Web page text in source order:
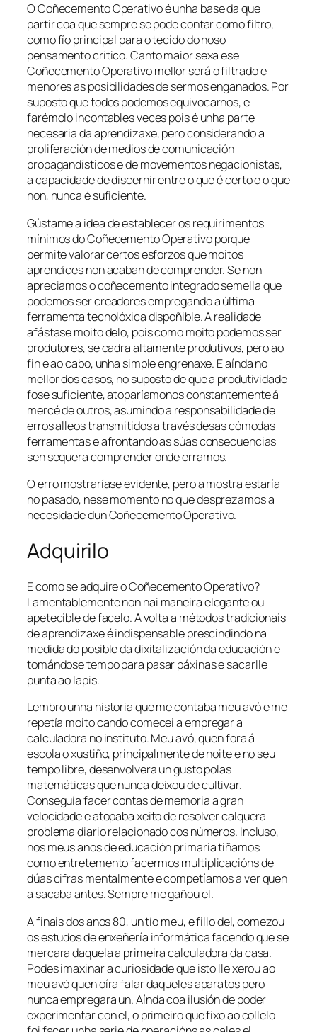
OCoñecemento Operativoé unha base da que
partir coa que sempre se pode contar como filtro,
como fío principal para o tecido do noso
pensamento crítico. Canto maior sexa ese
Coñecemento Operativomellor será o filtrado e
menores as posibilidades de sermos enganados. Por
suposto que todos podemos equivocarnos, e
farémolo incontables veces pois é unha parte
necesaria da aprendizaxe, pero considerando a
proliferación de medios de comunicación
propagandísticos e de movementos negacionistas,
a capacidade de discernir entre o que é certo e o que
non, nunca é suficiente.
Gústame a idea de establecer os requirimentos
mínimos doCoñecemento Operativoporque
permite valorar certos esforzos que moitos
aprendices non acaban de comprender. Se non
apreciamos o coñecemento integrado semella que
podemos ser creadores empregando a última
ferramenta tecnolóxica dispoñible. A realidade
afástase moito delo, pois como moito podemos ser
produtores, se cadra altamente produtivos, pero ao
fin e ao cabo, unha simple engrenaxe. E aínda no
mellor dos casos, no suposto de que a produtividade
fose suficiente, atoparíamonos constantemente á
mercé de outros, asumindo a responsabilidade de
erros alleos transmitidos a través desas cómodas
ferramentas e afrontando as súas consecuencias
sen sequera comprender onde erramos.
O erro mostraríase evidente, pero a mostra estaría
no pasado, nese momento no que desprezamos a
necesidade dunCoñecemento Operativo.
Adquirilo
E como se adquire oCoñecemento Operativo?
Lamentablemente non hai maneira elegante ou
apetecible de facelo. A volta a métodos tradicionais
de aprendizaxe é indispensable prescindindo na
medida do posible da dixitalización da educación e
tomándose tempo para pasar páxinas e sacarlle
punta ao lapis.
Lembro unha historia que me contaba meu avó e me
repetía moito cando comecei a empregar a
calculadora no instituto. Meu avó, quen fora á
escola o xustiño, principalmente de noite e no seu
tempo libre, desenvolvera un gusto polas
matemáticas que nunca deixou de cultivar.
Conseguía facer contas de memoria a gran
velocidade e atopaba xeito de resolver calquera
problema diario relacionado cos números. Incluso,
nos meus anos de educación primaria tiñamos
como entretemento facermos multiplicacións de
dúas cifras mentalmente e competíamos a ver quen
a sacaba antes. Sempre me gañou el.
A finais dos anos 80, un tío meu, e fillo del, comezou
os estudos de enxeñería informática facendo que se
mercara daquela a primeira calculadora da casa.
Podes imaxinar a curiosidade que isto lle xerou ao
meu avó quen oíra falar daqueles aparatos pero
nunca empregara un. Aínda coa ilusión de poder
experimentar con el, o primeiro que fixo ao collelo